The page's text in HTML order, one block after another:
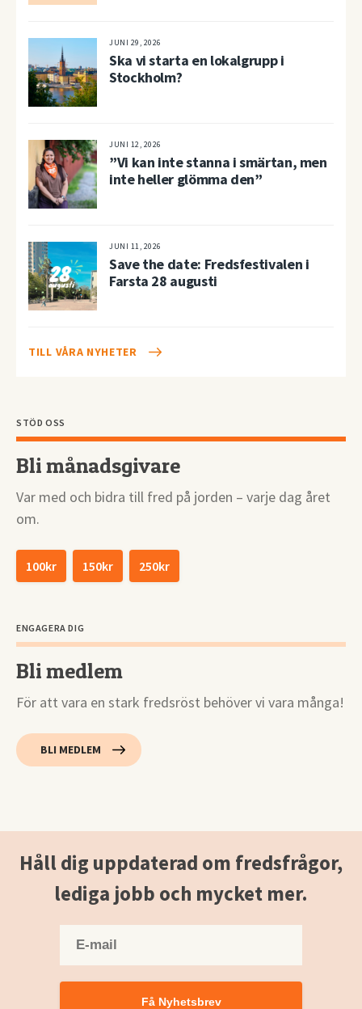
JUNI 29, 2026
Ska vi starta en lokalgrupp i
Stockholm?
JUNI 12, 2026
”Vi kan inte stanna i smärtan, men
inte heller glömma den”
JUNI 11, 2026
Save the date: Fredsfestivalen i
Farsta 28 augusti
TILL VÅRA NYHETER
STÖD OSS
Bli månadsgivare
Var med och bidra till fred på jorden – varje dag året
om.
100kr 150kr 250kr
ENGAGERA DIG
Bli medlem
För att vara en stark fredsröst behöver vi vara många!
BLI MEDLEM
Håll dig uppdaterad om fredsfrågor,
lediga jobb och mycket mer.
Få Nyhetsbrev